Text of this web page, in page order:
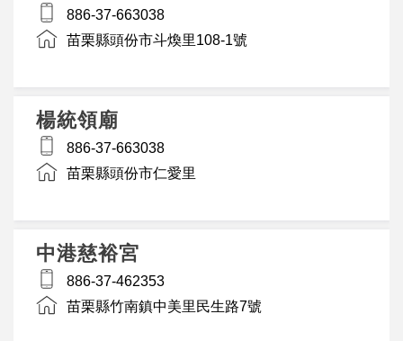
886-37-663038
苗栗縣頭份市斗煥里108-1號
楊統領廟
886-37-663038
苗栗縣頭份市仁愛里
中港慈裕宮
886-37-462353
苗栗縣竹南鎮中美里民生路7號